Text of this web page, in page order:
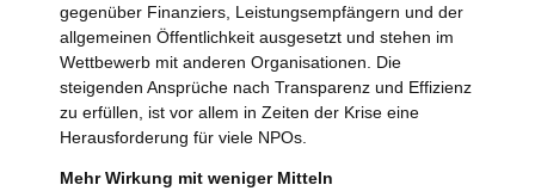
gegenüber Finanziers, Leistungsempfängern und der
allgemeinen Öffentlichkeit ausgesetzt und stehen im
Wettbewerb mit anderen Organisationen. Die
steigenden Ansprüche nach Transparenz und Effizienz
zu erfüllen, ist vor allem in Zeiten der Krise eine
Herausforderung für viele NPOs.
Mehr Wirkung mit weniger Mitteln